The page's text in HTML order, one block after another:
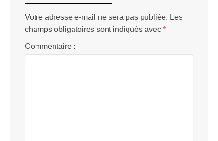
Votre adresse e-mail ne sera pas publiée. Les
champs obligatoires sont indiqués avec *
Commentaire :